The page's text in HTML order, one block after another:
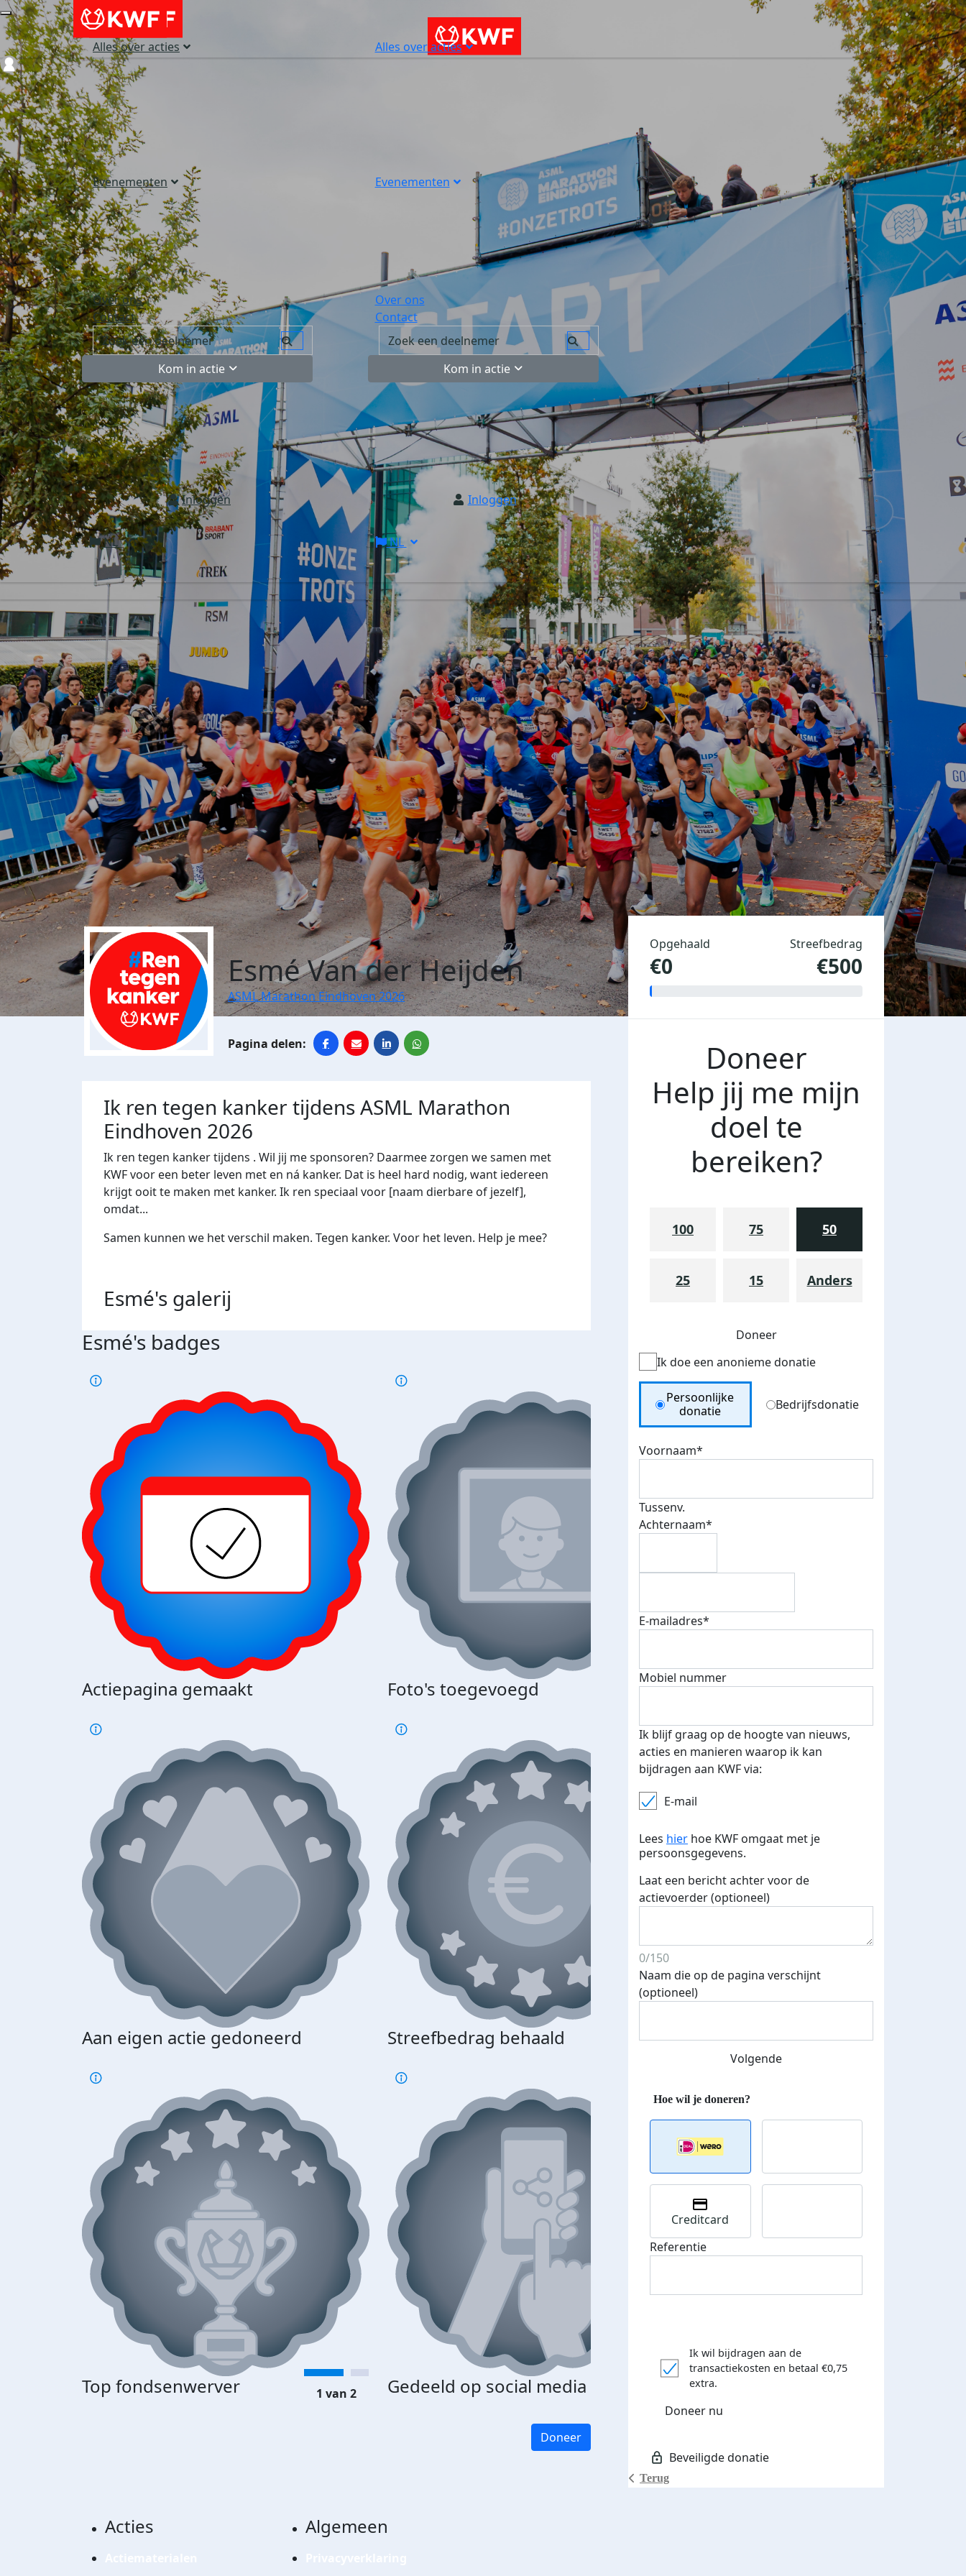
Alles over acties
Evenementen
Over ons
Contact
Kom in actie
Inloggen
NL
Alles over acties
Evenementen
Over ons
Contact
Kom in actie
Inloggen
NL
Login
Esmé Van der Heijden
ASML Marathon Eindhoven 2026
Ik ren tegen kanker tijdens ASML Marathon
Eindhoven 2026
Ik ren tegen kanker tijdens . Wil jij me sponsoren? Daarmee zorgen we samen met
KWF voor een beter leven met en ná kanker. Dat is heel hard nodig, want iedereen
krijgt ooit te maken met kanker. Ik ren speciaal voor [naam dierbare of jezelf],
omdat...
Samen kunnen we het verschil maken. Tegen kanker. Voor het leven. Help je mee?
Esmé's galerij
Esmé's badges
Actiepagina gemaakt Foto's toegevoegd E-mails verstuurd
Aan eigen actie gedoneerd Streefbedrag behaald Streefbedrag verhoogd
Top fondsenwerver Gedeeld op social media Donateurs bedankt
Bij 500 euro aan donaties ontvang
je je speciale KWF t-shirt!
1 van 2
Doneer
Opgehaald
€0
Streefbedrag
€500
Doneer
Help jij me mijn
doel te
bereiken?
100 75 50
25 15 Anders
Doneer
Ik doe een anonieme donatie
Donation Type
Persoonlijke
donatie
Bedrijfsdonatie
Voornaam*
Tussenv.
Achternaam*
E-mailadres*
Mobiel nummer
Ik blijf graag op de hoogte van nieuws,
acties en manieren waarop ik kan
bijdragen aan KWF via:
E-mail
Lees hier hoe KWF omgaat met je
persoonsgegevens.
Laat een bericht achter voor de
actievoerder (optioneel)
0/150
Naam die op de pagina verschijnt
(optioneel)
Volgende
Terug
Creditcard
Referentie
Ik wil bijdragen aan de
transactiekosten en betaal €0,75
extra.
Doneer nu
Acties Algemeen